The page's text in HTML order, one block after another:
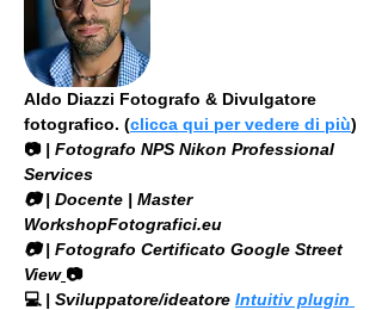
Aldo Diazzi Fotografo & Divulgatore
fotografico. (clicca qui per vedere di più)
📷 | Fotografo NPS Nikon Professional
Services
​📷 | Docente | Master
WorkshopFotografici.eu
📷 | Fotografo Certificato Google Street
View 📷
💻 | Sviluppatore/ideatore Intuitiv plugin